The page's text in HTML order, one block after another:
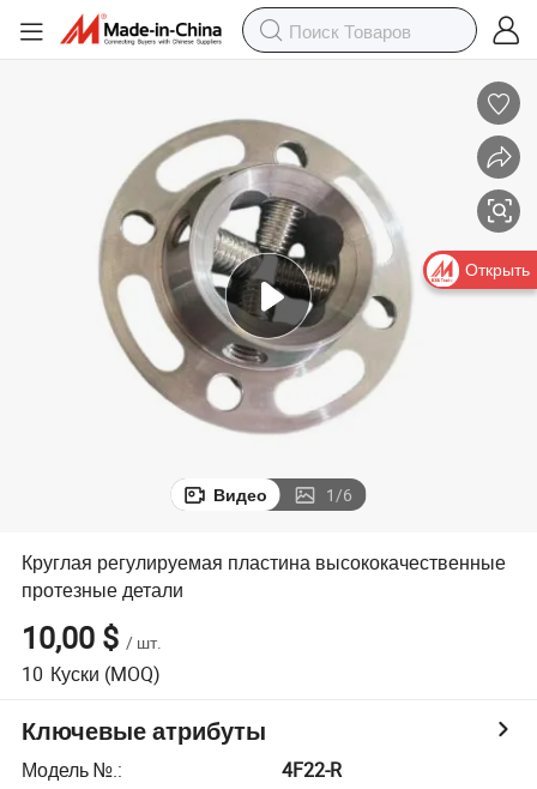
Видео 1/6
Круглая регулируемая пластина высококачественные
протезные детали
10,00 $ / шт.
10 Куски (MOQ)
Ключевые атрибуты
Модель №.:
4F22-R
Открыть